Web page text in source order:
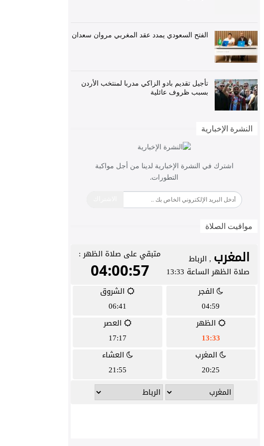
الفتح السعودي يمدد عقد المغربي مروان سعدان
تأجيل تقديم بادو الزاكي مدربا لمنتخب الأردن
بسبب ظروف عائلية
النشرة الإخبارية
اشترك في النشرة الإخبارية لدينا من أجل مواكبة
التطورات.
مواقيت الصلاة